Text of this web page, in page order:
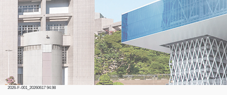
2026-F-001_20260617 94.98